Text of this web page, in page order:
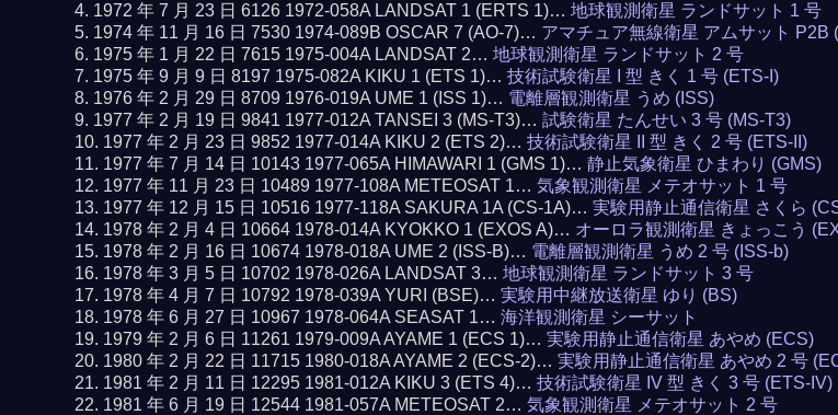
1972 年 7 月 23 日 6126 1972-058A LANDSAT 1 (ERTS 1)… 地球観測衛星 ランドサット 1 号
1974 年 11 月 16 日 7530 1974-089B OSCAR 7 (AO-7)… アマチュア無線衛星 アムサット P2B
1975 年 1 月 22 日 7615 1975-004A LANDSAT 2… 地球観測衛星 ランドサット 2 号
1975 年 9 月 9 日 8197 1975-082A KIKU 1 (ETS 1)… 技術試験衛星 I 型 きく 1 号 (ETS-I)
1976 年 2 月 29 日 8709 1976-019A UME 1 (ISS 1)… 電離層観測衛星 うめ (ISS)
1977 年 2 月 19 日 9841 1977-012A TANSEI 3 (MS-T3)… 試験衛星 たんせい 3 号 (MS-T3)
1977 年 2 月 23 日 9852 1977-014A KIKU 2 (ETS 2)… 技術試験衛星 II 型 きく 2 号 (ETS-II)
1977 年 7 月 14 日 10143 1977-065A HIMAWARI 1 (GMS 1)… 静止気象衛星 ひまわり (GMS)
1977 年 11 月 23 日 10489 1977-108A METEOSAT 1… 気象観測衛星 メテオサット 1 号
1977 年 12 月 15 日 10516 1977-118A SAKURA 1A (CS-1A)… 実験用静止通信衛星 さくら
1978 年 2 月 4 日 10664 1978-014A KYOKKO 1 (EXOS A)… オーロラ観測衛星 きょっこう
1978 年 2 月 16 日 10674 1978-018A UME 2 (ISS-B)… 電離層観測衛星 うめ 2 号 (ISS-b)
1978 年 3 月 5 日 10702 1978-026A LANDSAT 3… 地球観測衛星 ランドサット 3 号
1978 年 4 月 7 日 10792 1978-039A YURI (BSE)… 実験用中継放送衛星 ゆり (BS)
1978 年 6 月 27 日 10967 1978-064A SEASAT 1… 海洋観測衛星 シーサット
1979 年 2 月 6 日 11261 1979-009A AYAME 1 (ECS 1)… 実験用静止通信衛星 あやめ (ECS)
1980 年 2 月 22 日 11715 1980-018A AYAME 2 (ECS-2)… 実験用静止通信衛星 あやめ 2 号
1981 年 2 月 11 日 12295 1981-012A KIKU 3 (ETS 4)… 技術試験衛星 IV 型 きく 3 号 (ETS-IV)
1981 年 6 月 19 日 12544 1981-057A METEOSAT 2… 気象観測衛星 メテオサット 2 号